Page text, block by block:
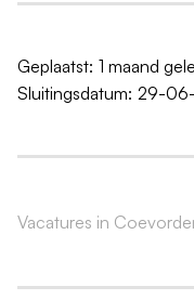
je op regelmatige
Geplaatst: 1 maand
Sluitingsdatum: 29-
Vacatures in